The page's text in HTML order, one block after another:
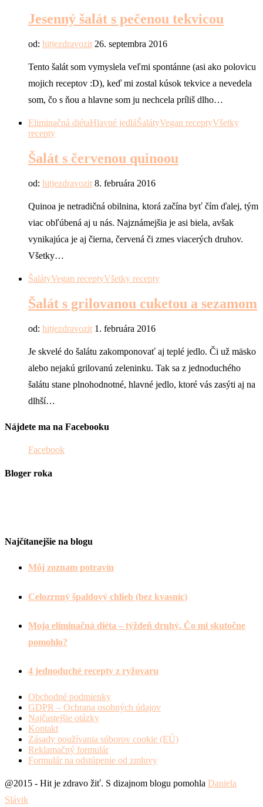
Jesenný šalát s pečenou tekvicou
od: hitjezdravozit 26. septembra 2016
Tento šalát som vymyslela veľmi spontánne (asi ako polovicu
mojich receptov :D), keď mi zostal kúsok tekvice a nevedela
som, čo s ňou a hlavne som ju nechcela príliš dlho…
Eliminačná diétaHlavné jedláŠalátyVegan receptyVšetky
recepty
Šalát s červenou quinoou
od: hitjezdravozit 8. februára 2016
Quinoa je netradičná obilnina, ktorá začína byť čím ďalej, tým
viac obľúbená aj u nás. Najznámejšia je asi biela, avšak
vynikajúca je aj čierna, červená či zmes viacerých druhov.
Všetky…
ŠalátyVegan receptyVšetky recepty
Šalát s grilovanou cuketou a sezamom
od: hitjezdravozit 1. februára 2016
Je skvelé do šalátu zakomponovať aj teplé jedlo. Či už mäsko
alebo nejakú grilovanú zeleninku. Tak sa z jednoduchého
šalátu stane plnohodnotné, hlavné jedlo, ktoré vás zasýti aj na
dlhší…
Nájdete ma na Facebooku
Facebook
Bloger roka
Najčítanejšie na blogu
Môj zoznam potravín
Celozrnný špaldový chlieb (bez kvasníc)
Moja eliminačná diéta – týždeň druhý. Čo mi skutočne
pomohlo?
4 jednoduché recepty z ryžovaru
Obchodné podmienky
GDPR – Ochrana osobných údajov
Najčastejšie otázky
Kontakt
Zásady používania súborov cookie (EÚ)
Reklamačný formulár
Formulár na odstúpenie od zmluvy
@2015 - Hit je zdravo žiť. S dizajnom blogu pomohla Daniela
Slávik